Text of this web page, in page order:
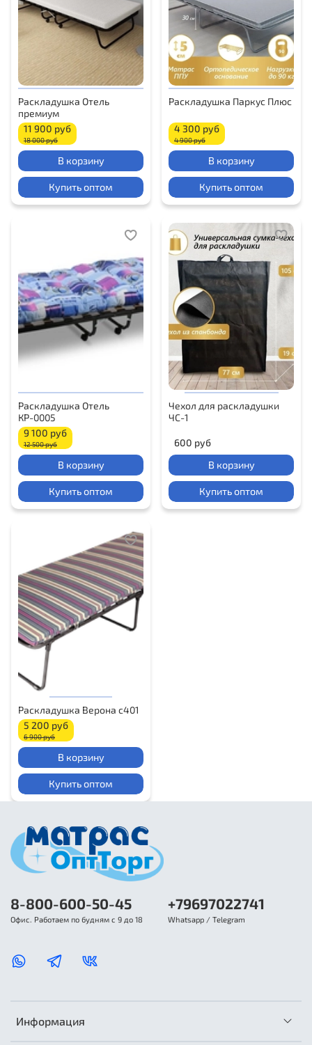
Раскладушка Отель
премиум
11 900 руб
18 000 руб
В корзину
Купить оптом
Раскладушка Паркус Плюс
4 300 руб
4 900 руб
В корзину
Купить оптом
Раскладушка Отель
КР-0005
9 100 руб
12 500 руб
В корзину
Купить оптом
Чехол для раскладушки
ЧС-1
600 руб
В корзину
Купить оптом
Раскладушка Верона с401
5 200 руб
6 900 руб
В корзину
Купить оптом
Информация
8-800-600-50-45
Офис. Работаем по будням с 9 до 18
+79697022741
Whatsapp / Telegram